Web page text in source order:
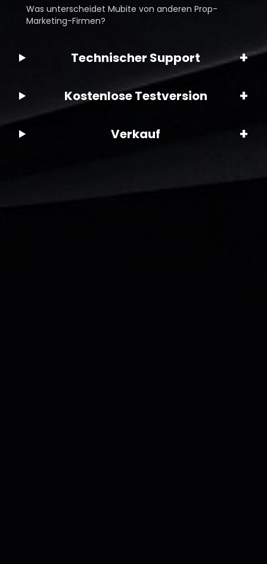
Was unterscheidet Mubite von anderen Prop-
Marketing-Firmen?
Technischer Support +
Kostenlose Testversion +
Verkauf +